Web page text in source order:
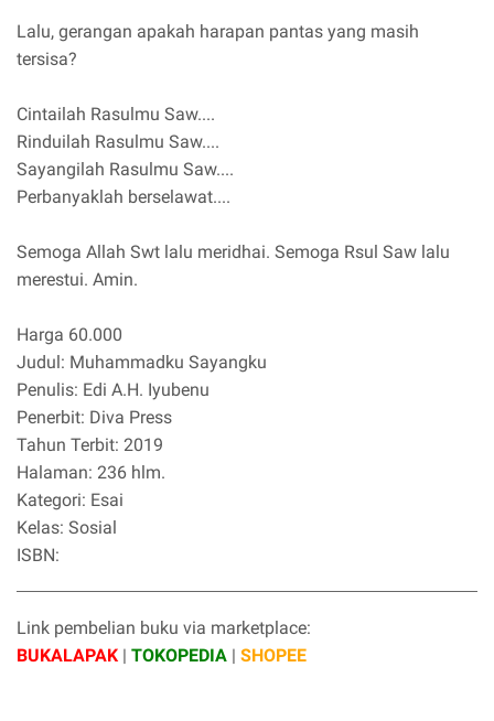
Lalu, gerangan apakah harapan pantas yang masih
tersisa?
Cintailah Rasulmu Saw....
Rinduilah Rasulmu Saw....
Sayangilah Rasulmu Saw....
Perbanyaklah berselawat....
Semoga Allah Swt lalu meridhai. Semoga Rsul Saw lalu
merestui. Amin.
Harga 60.000
Judul: Muhammadku Sayangku
Penulis: Edi A.H. Iyubenu
Penerbit: Diva Press
Tahun Terbit: 2019
Halaman: 236 hlm.
Kategori: Esai
Kelas: Sosial
ISBN:
Link pembelian buku via marketplace:
BUKALAPAK | TOKOPEDIA | SHOPEE